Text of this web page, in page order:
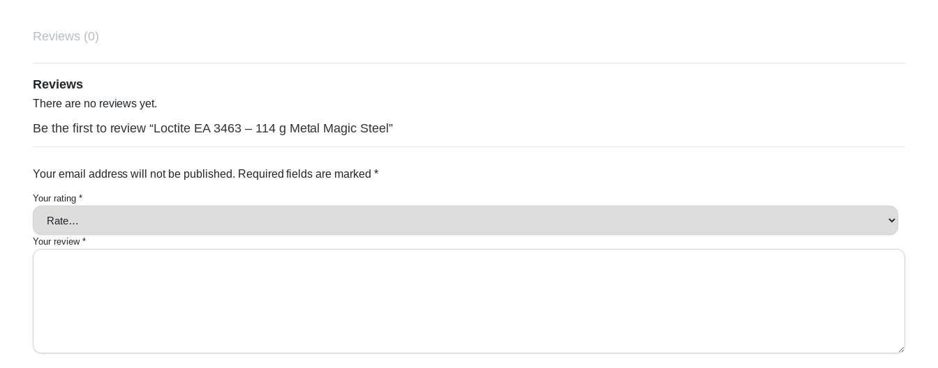
Reviews (0)
Reviews
There are no reviews yet.
Be the first to review “Loctite EA 3463 – 114 g Metal Magic Steel”
Your email address will not be published. Required fields are marked *
Your rating *
Your review *